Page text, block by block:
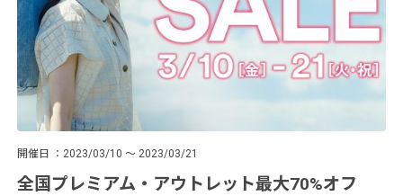
開催日 2023/03/10 ～ 2023/03/21
全国プレミアム・アウトレット最大70%オフ